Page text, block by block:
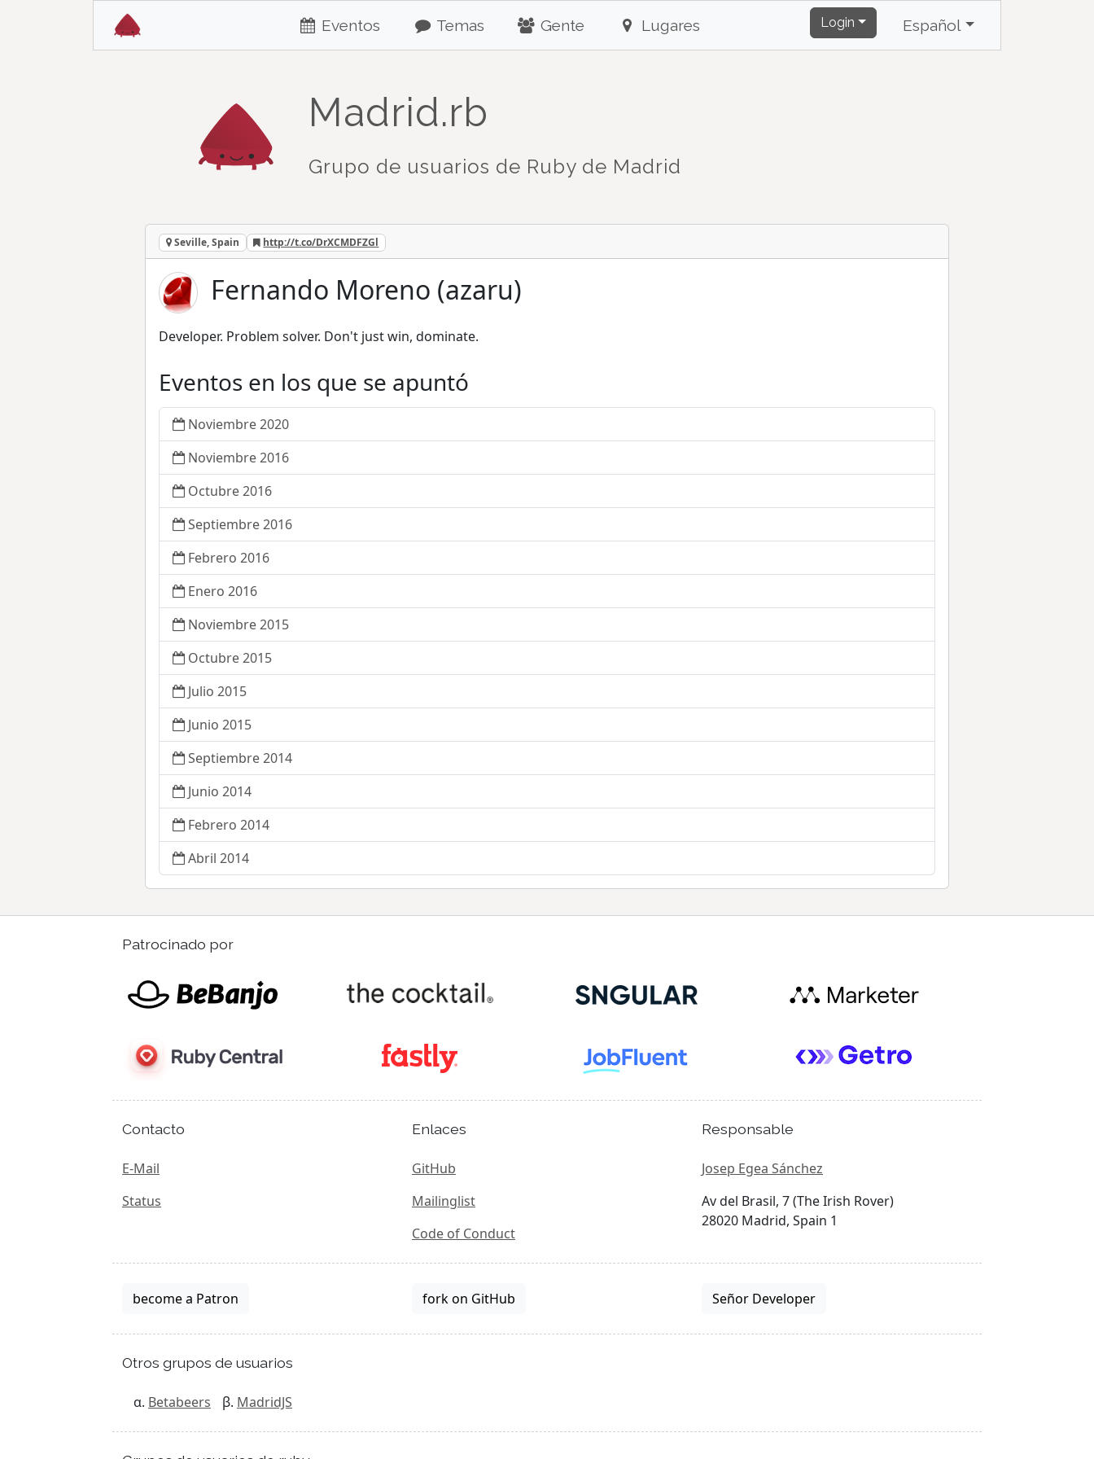
Eventos Temas Gente Lugares Login Español
Madrid.rb
Grupo de usuarios de Ruby de Madrid
Seville, Spain http://t.co/DrXCMDFZGl
Fernando Moreno (azaru)
Developer. Problem solver. Don't just win, dominate.
Eventos en los que se apuntó
Noviembre 2020
Noviembre 2016
Octubre 2016
Septiembre 2016
Febrero 2016
Enero 2016
Noviembre 2015
Octubre 2015
Julio 2015
Junio 2015
Septiembre 2014
Junio 2014
Febrero 2014
Abril 2014
Patrocinado por
Contacto
E-Mail
Status
Enlaces
GitHub
Mailinglist
Code of Conduct
Responsable
Josep Egea Sánchez
Av del Brasil, 7 (The Irish Rover)
28020 Madrid, Spain 1
become a Patron fork on GitHub Señor Developer
Otros grupos de usuarios
Betabeers MadridJS